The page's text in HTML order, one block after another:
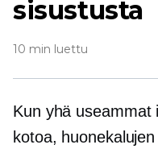
sisustusta
10 min luettu
Kun yhä useammat
kotoa,